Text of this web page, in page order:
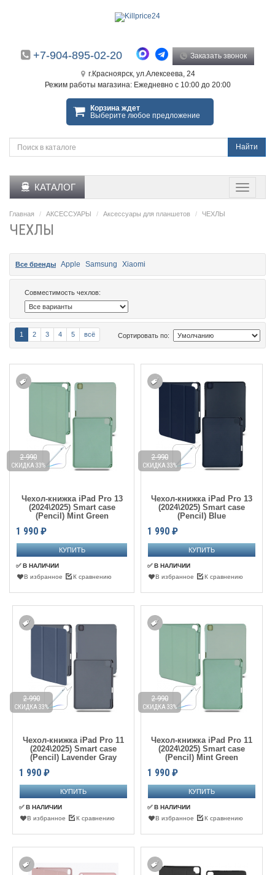
+7-904-895-02-20 Заказать звонок
г.Красноярск, ул.Алексеева, 24
Режим работы магазина: Ежедневно с 10:00 до 20:00
Корзина ждет
Выберите любое предложение
Найти
КАТАЛОГ
Главная АКСЕССУАРЫ Аксессуары для планшетов ЧЕХЛЫ
ЧЕХЛЫ
Все бренды Apple Samsung Xiaomi
Совместимость чехлов:
Сортировать по:
1 2 3 4 5 всё
Чехол-книжка iPad Pro 13
(2024\2025) Smart case
(Pencil) Mint Green
1 990 ₽
2 990
СКИДКА 33%
✅ В НАЛИЧИИ
В избранное
К сравнению
Чехол-книжка iPad Pro 13
(2024\2025) Smart case
(Pencil) Blue
1 990 ₽
2 990
СКИДКА 33%
✅ В НАЛИЧИИ
В избранное
К сравнению
Чехол-книжка iPad Pro 11
(2024\2025) Smart case
(Pencil) Lavender Gray
1 990 ₽
2 990
СКИДКА 33%
✅ В НАЛИЧИИ
В избранное
К сравнению
Чехол-книжка iPad Pro 11
(2024\2025) Smart case
(Pencil) Mint Green
1 990 ₽
2 990
СКИДКА 33%
✅ В НАЛИЧИИ
В избранное
К сравнению